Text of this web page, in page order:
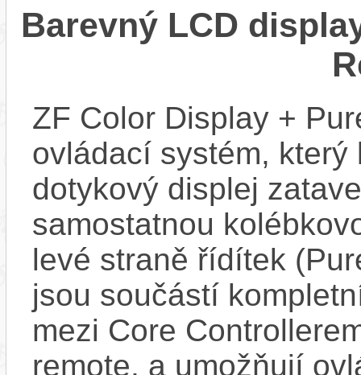
Barevný LCD
ZF Color Display +
ovládací systém, který
dotykový displej
samostatnou
levé straně řídítek
jsou součástí
mezi Core
remote, a umožňují